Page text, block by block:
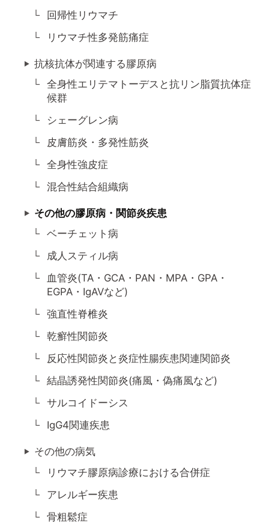
回帰性リウマチ
リウマチ性多発筋痛症
抗核抗体が関連する膠原病
全身性エリテマトーデスと抗リン脂質抗体症
候群
シェーグレン病
皮膚筋炎・多発性筋炎
全身性強皮症
混合性結合組織病
その他の膠原病・関節炎疾患
ベーチェット病
成人スティル病
血管炎(TA・GCA・PAN・MPA・GPA・
EGPA・IgAVなど)
強直性脊椎炎
乾癬性関節炎
反応性関節炎と炎症性腸疾患関連関節炎
結晶誘発性関節炎(痛風・偽痛風など)
サルコイドーシス
IgG4関連疾患
その他の病気
リウマチ膠原病診療における合併症
アレルギー疾患
骨粗鬆症